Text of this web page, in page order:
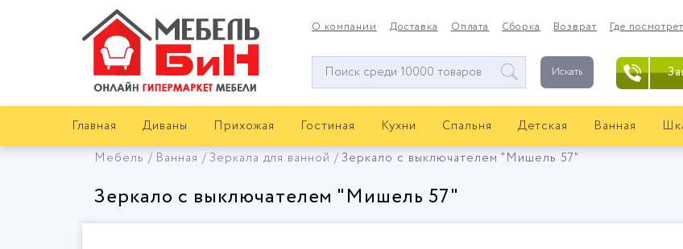
О компании Доставка Оплата Сборка Возврат Где
Окно
поиска
Искать
Главная Диваны Прихожая Гостиная Кухни Спальня Детская Ванная
Мебель
Ванная Зеркала для ванной Зеркало с выключателем "Мишель 57"
Зеркало с выключателем "Мишель 57"